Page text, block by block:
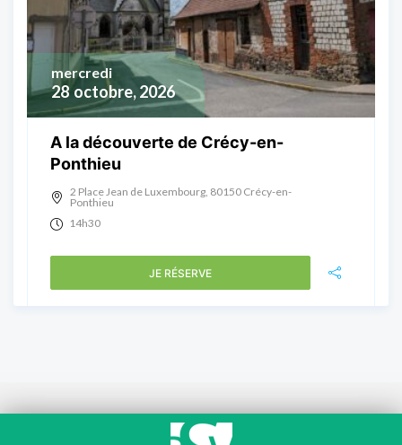
28 octobre, 2026
mercredi
A la découverte de Crécy-en-
Ponthieu
2 Place Jean de Luxembourg, 80150 Crécy-en-
Ponthieu
14h30
JE RÉSERVE